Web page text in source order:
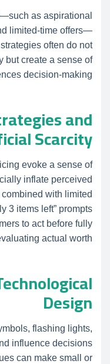
as aspirational
limited-time offers—
often do not
but create a sense of
decision-making.
and
Scarcity
evoke a sense of
inflate perceived
with limited
3 items left” prompts
to act before fully
actual worth.
Design
flashing lights,
influence decisions
can make small or